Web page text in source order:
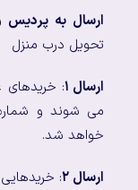
ارسال به
تحویل درب منزل
ارسال ۱ : خریدهای
می شوند و
خواهد شد.
ارسال ۲ : خریدهایی